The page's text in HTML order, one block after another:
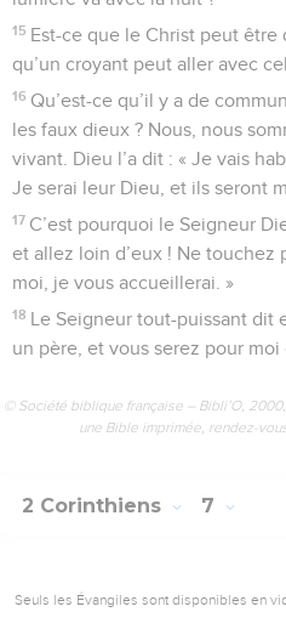
15 Est-ce que le Christ peut être
qu’un croyant peut aller avec
16 Qu’est-ce qu’il y a de
les faux dieux ? Nous, nous
vivant. Dieu l’a dit : « Je vais
Je serai leur Dieu, et ils seront
17 C’est pourquoi le Seigneur
et allez loin d’eux ! Ne touchez
moi, je vous accueillerai. »
18 Le Seigneur tout-puissant dit
un père, et vous serez pour moi
© Société biblique française – Bibli’O,
une Bible imprimée, rendez-
2 Corinthiens 7
Seuls les Évangiles sont disponibles en